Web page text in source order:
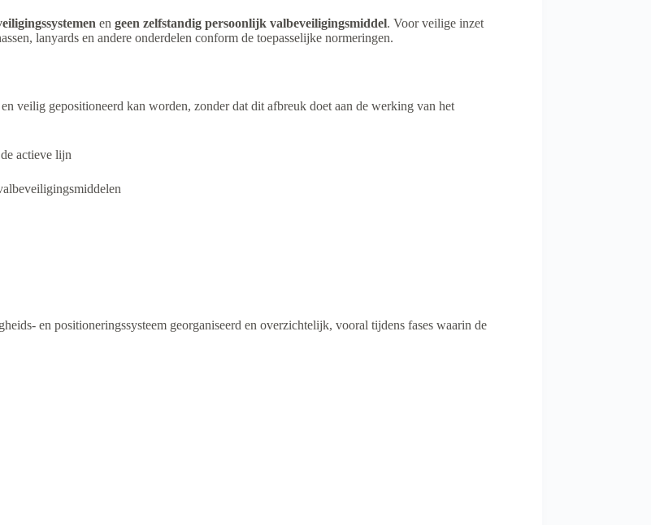
en geen zelfstandig persoonlijk valbeveiligingsmiddel. Voor veilige inzet
lanyards en andere onderdelen conform de toepasselijke normeringen.
veilig gepositioneerd kan worden, zonder dat dit afbreuk doet aan de werking van het
actieve lijn
en positioneringssysteem georganiseerd en overzichtelijk, vooral tijdens fases waarin de